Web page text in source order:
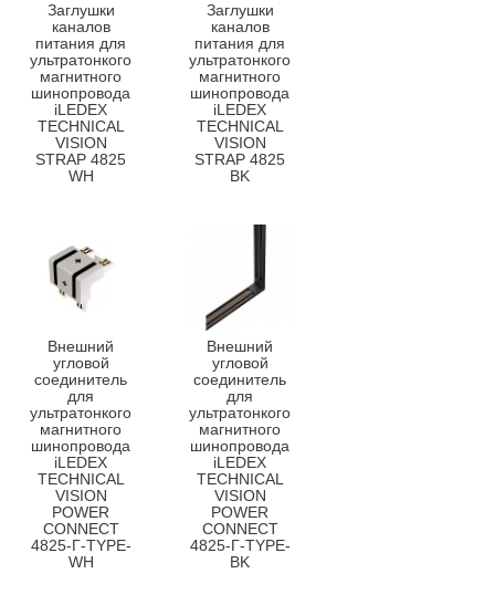
Заглушки
каналов
питания для
ультратонкого
магнитного
шинопровода
iLEDEX
TECHNICAL
VISION
STRAP 4825
WH
Заглушки
каналов
питания для
ультратонкого
магнитного
шинопровода
iLEDEX
TECHNICAL
VISION
STRAP 4825
BK
Внешний
угловой
соединитель
для
ультратонкого
магнитного
шинопровода
iLEDEX
TECHNICAL
VISION
POWER
CONNECT
4825-Г-TYPE-
WH
Внешний
угловой
соединитель
для
ультратонкого
магнитного
шинопровода
iLEDEX
TECHNICAL
VISION
POWER
CONNECT
4825-Г-TYPE-
BK